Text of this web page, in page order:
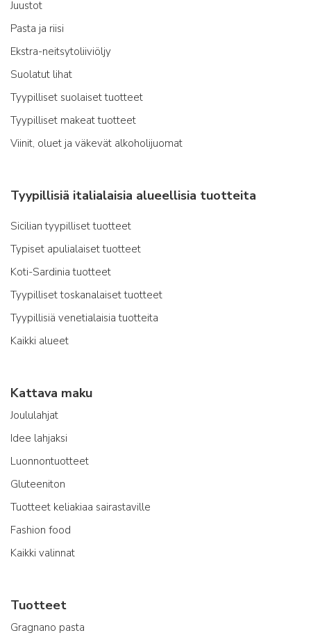
Juustot
Pasta ja riisi
Ekstra-neitsytoliiviöljy
Suolatut lihat
Tyypilliset suolaiset tuotteet
Tyypilliset makeat tuotteet
Viinit, oluet ja väkevät alkoholijuomat
Tyypillisiä italialaisia alueellisia tuotteita
Sicilian tyypilliset tuotteet
Typiset apulialaiset tuotteet
Koti-Sardinia tuotteet
Tyypilliset toskanalaiset tuotteet
Tyypillisiä venetialaisia tuotteita
Kaikki alueet
Kattava maku
Joululahjat
Idee lahjaksi
Luonnontuotteet
Gluteeniton
Tuotteet keliakiaa sairastaville
Fashion food
Kaikki valinnat
Tuotteet
Gragnano pasta